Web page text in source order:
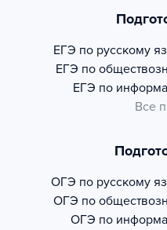
ЕГЭ по русскому
ЕГЭ по
ЕГЭ по
Все
ОГЭ по русскому
ОГЭ по
ОГЭ по